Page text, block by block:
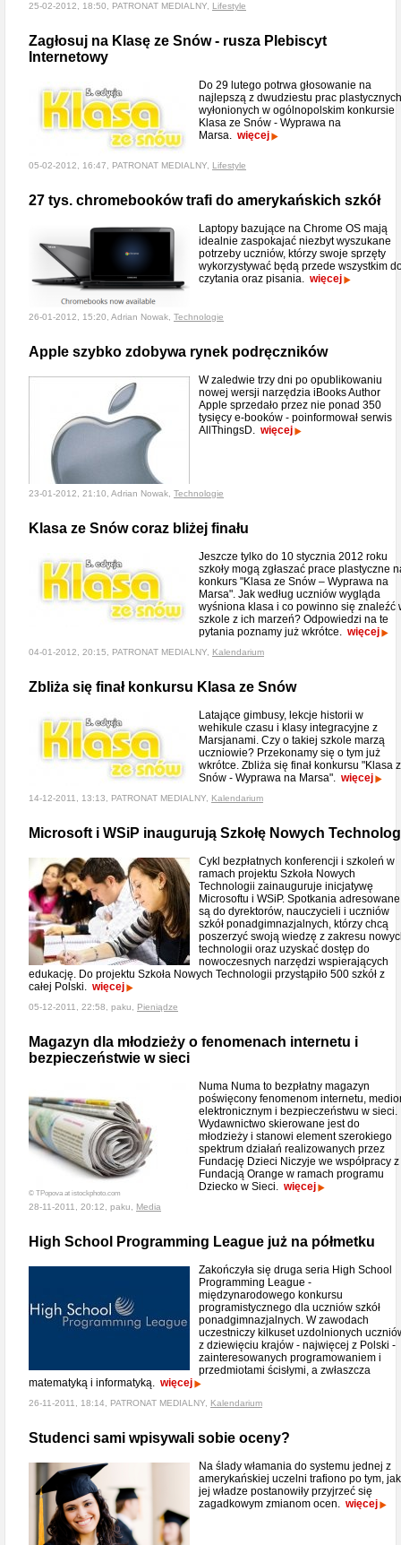
25-02-2012, 18:50, PATRONAT MEDIALNY, Lifestyle
Zagłosuj na Klasę ze Snów - rusza Plebiscyt
Internetowy
Do 29 lutego potrwa głosowanie na
najlepszą z dwudziestu prac plastycznych
wyłonionych w ogólnopolskim konkursie
Klasa ze Snów - Wyprawa na
Marsa. więcej
05-02-2012, 16:47, PATRONAT MEDIALNY, Lifestyle
27 tys. chromebooków trafi do amerykańskich szkół
Laptopy bazujące na Chrome OS mają
idealnie zaspokajać niezbyt wyszukane
potrzeby uczniów, którzy swoje sprzęty
wykorzystywać będą przede wszystkim
czytania oraz pisania. więcej
26-01-2012, 15:20, Adrian Nowak, Technologie
Apple szybko zdobywa rynek podręczników
W zaledwie trzy dni po opublikowaniu
nowej wersji narzędzia iBooks Author
Apple sprzedało przez nie ponad 350
tysięcy e-booków - poinformował serwis
AllThingsD. więcej
23-01-2012, 21:10, Adrian Nowak, Technologie
Klasa ze Snów coraz bliżej finału
Jeszcze tylko do 10 stycznia 2012 roku
szkoły mogą zgłaszać prace plastyczne
konkurs "Klasa ze Snów – Wyprawa na
Marsa". Jak według uczniów wygląda
wyśniona klasa i co powinno się znaleźć
szkole z ich marzeń? Odpowiedzi na te
pytania poznamy już wkrótce. więcej
04-01-2012, 20:15, PATRONAT MEDIALNY, Kalendarium
Zbliża się finał konkursu Klasa ze Snów
Latające gimbusy, lekcje historii w
wehikule czasu i klasy integracyjne z
Marsjanami. Czy o takiej szkole marzą
uczniowie? Przekonamy się o tym już
wkrótce. Zbliża się finał konkursu "Klasa
Snów - Wyprawa na Marsa". więcej
14-12-2011, 13:13, PATRONAT MEDIALNY, Kalendarium
Microsoft i WSiP inaugurują Szkołę Nowych
Cykl bezpłatnych konferencji i szkoleń w
ramach projektu Szkoła Nowych
Technologii zainauguruje inicjatywę
Microsoftu i WSiP. Spotkania adresowane
są do dyrektorów, nauczycieli i uczniów
szkół ponadgimnazjalnych, którzy chcą
poszerzyć swoją wiedzę z zakresu
technologii oraz uzyskać dostęp do
nowoczesnych narzędzi wspierających
edukację. Do projektu Szkoła Nowych Technologii przystąpiło 500 szkół z
całej Polski. więcej
05-12-2011, 22:58, paku, Pieniądze
Magazyn dla młodzieży o fenomenach internetu i
bezpieczeństwie w sieci
© TPopova at istockphoto.com
Numa Numa to bezpłatny magazyn
poświęcony fenomenom internetu,
elektronicznym i bezpieczeństwu w sieci.
Wydawnictwo skierowane jest do
młodzieży i stanowi element szerokiego
spektrum działań realizowanych przez
Fundację Dzieci Niczyje we współpracy z
Fundacją Orange w ramach programu
Dziecko w Sieci. więcej
28-11-2011, 20:12, paku, Media
High School Programming League już na półmetku
Zakończyła się druga seria High School
Programming League -
międzynarodowego konkursu
programistycznego dla uczniów szkół
ponadgimnazjalnych. W zawodach
uczestniczy kilkuset uzdolnionych
z dziewięciu krajów - najwięcej z Polski -
zainteresowanych programowaniem i
przedmiotami ścisłymi, a zwłaszcza
matematyką i informatyką. więcej
26-11-2011, 18:14, PATRONAT MEDIALNY, Kalendarium
Studenci sami wpisywali sobie oceny?
Na ślady włamania do systemu jednej z
amerykańskiej uczelni trafiono po tym, jak
jej władze postanowiły przyjrzeć się
zagadkowym zmianom ocen. więcej